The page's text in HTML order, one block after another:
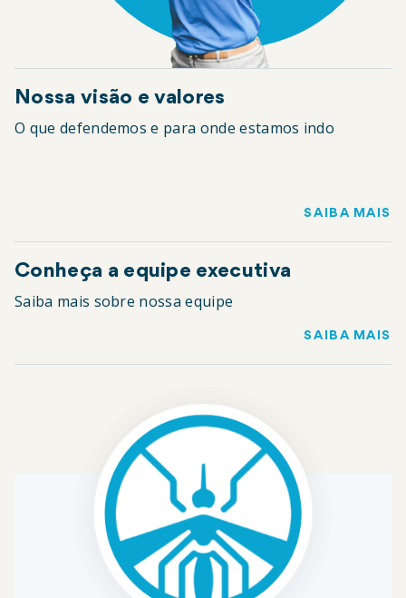
Nossa visão e valores
O que defendemos e para onde estamos indo
SAIBA MAIS
Conheça a equipe executiva
Saiba mais sobre nossa equipe
SAIBA MAIS